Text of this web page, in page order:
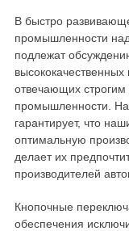
В быстро
промышленности
подлежат
отвечающих
промышленности.
гарантирует, что
оптимальную
делает их
производителей
Кнопочные
обеспечения